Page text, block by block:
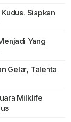
Siapkan
Yang
Gelar, Talenta
Milklife